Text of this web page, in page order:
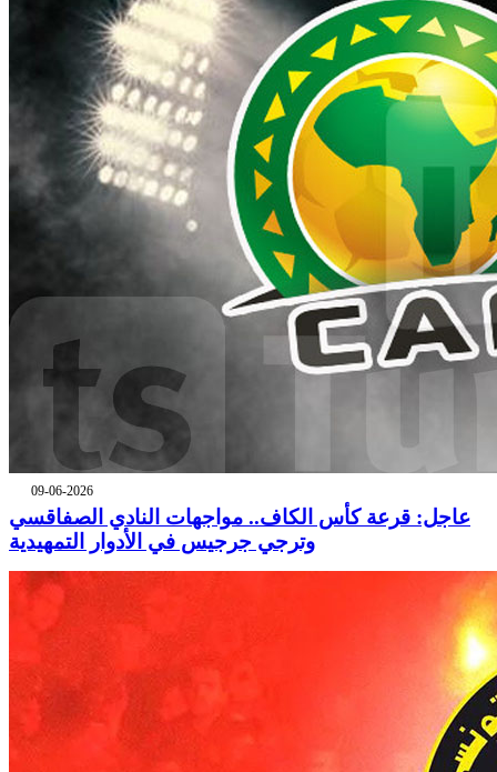
09-06-2026
عاجل: قرعة كأس الكاف.. مواجهات النادي الصفاقسي
وترجي جرجيس في الأدوار التمهيدية